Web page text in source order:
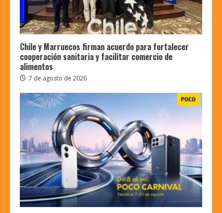
Chile y Marruecos firman acuerdo para fortalecer
cooperación sanitaria y facilitar comercio de
alimentos
7 de agosto de 2026